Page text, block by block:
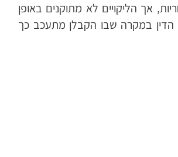
אך הליקויים לא מתוקנים באופן
הדין במקרה שבו הקבלן מתעכב כך